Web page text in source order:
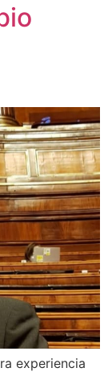
experiencia